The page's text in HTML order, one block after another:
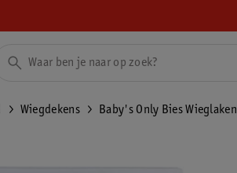
Wiegdekens Baby's Only Bies Wieglaken